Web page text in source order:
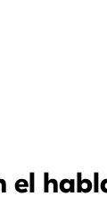
el